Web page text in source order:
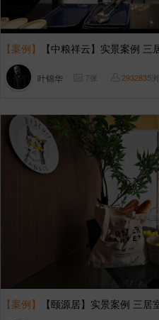
【案例】 【中粮祥云】实景案例 三
叶锦华 7张 2932835
【案例】 【颐源居】实景案例 三居